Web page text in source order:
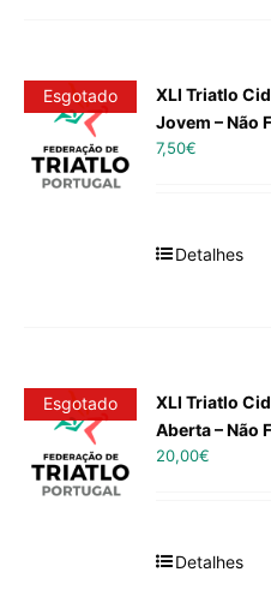
Esgotado
XLI Triatlo
Jovem – Não
7,50€
Detalhes
Esgotado
XLI Triatlo
Aberta – Não
20,00€
Detalhes